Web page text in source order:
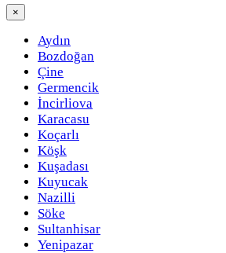
×
Aydın
Bozdoğan
Çine
Germencik
İncirliova
Karacasu
Koçarlı
Köşk
Kuşadası
Kuyucak
Nazilli
Söke
Sultanhisar
Yenipazar